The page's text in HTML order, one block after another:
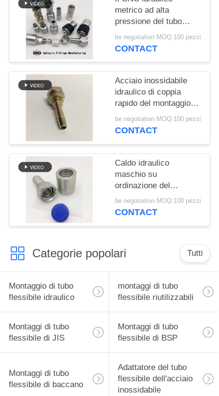
metrico ad alta
pressione del tubo
flessibile zinca
placcato
be negotiation MOQ:100 pezzi
CONTACT
Acciaio inossidabile
idraulico di coppia
rapido del montaggio di
tubo flessibile del
giardino riutilizzabile
be negotiation MOQ:100 pezzi
CONTACT
Caldo idraulico
maschio su
ordinazione del
montaggio di tubo
flessibile del filo
be negotiation MOQ:100 pezzi
CONTACT
Categorie popolari Tutti
Montaggio di tubo
flessibile idraulico
montaggi di tubo
flessibile riutilizzabili
Montaggi di tubo
flessibile di JIS
Montaggi di tubo
flessibile di BSP
Montaggi di tubo
flessibile di baccano
Adattatore del tubo
flessibile dell'acciaio
inossidabile